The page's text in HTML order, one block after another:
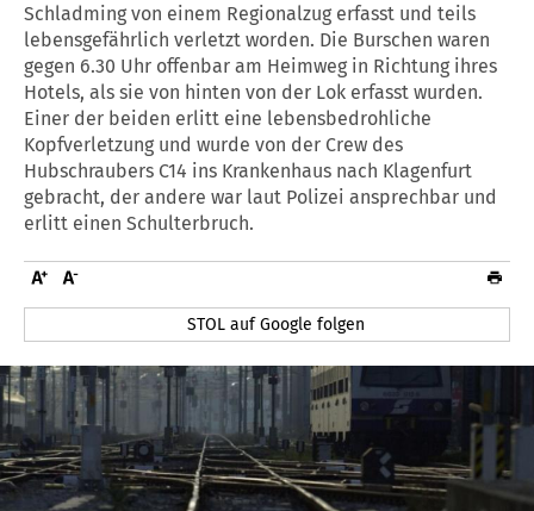
Schladming von einem Regionalzug erfasst und teils
lebensgefährlich verletzt worden. Die Burschen waren
gegen 6.30 Uhr offenbar am Heimweg in Richtung ihres
Hotels, als sie von hinten von der Lok erfasst wurden.
Einer der beiden erlitt eine lebensbedrohliche
Kopfverletzung und wurde von der Crew des
Hubschraubers C14 ins Krankenhaus nach Klagenfurt
gebracht, der andere war laut Polizei ansprechbar und
erlitt einen Schulterbruch.
STOL auf Google folgen